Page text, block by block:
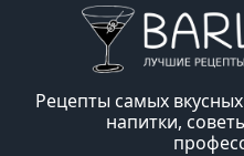
Рецепты самых
напитки,